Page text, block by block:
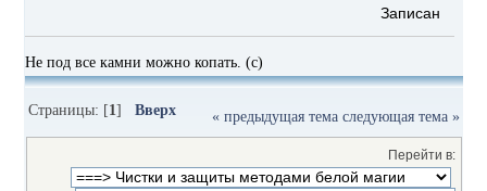
Записан
Не под все камни можно копать. (с)
Страницы: [1]Вверх « предыдущая тема следующая тема »
Перейти в: